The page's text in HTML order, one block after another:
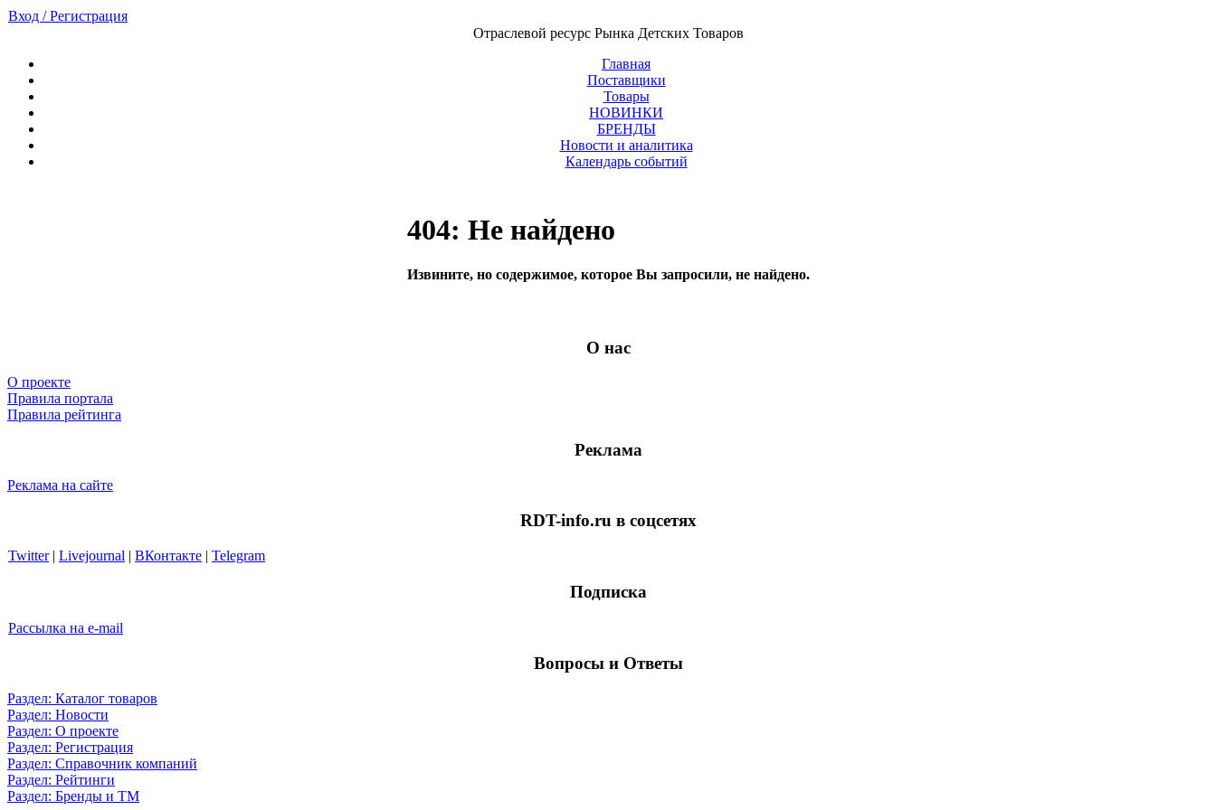
Вход / Регистрация
Отраслевой ресурс Рынка Детских Товаров
Главная
Поставщики
Товары
НОВИНКИ
БРЕНДЫ
Новости и аналитика
Календарь событий
404: Не найдено
Извините, но содержимое, которое Вы запросили, не найдено.
О нас
О проекте
Правила портала
Правила рейтинга
Реклама
Реклама на сайте
RDT-info.ru в соцсетях
Twitter| Livejournal | ВКонтакте | Telegram
Подписка
Рассылка на e-mail
Вопросы и Ответы
Раздел: Каталог товаров
Раздел: Новости
Раздел: О проекте
Раздел: Регистрация
Раздел: Справочник компаний
Раздел: Рейтинги
Раздел: Бренды и ТМ